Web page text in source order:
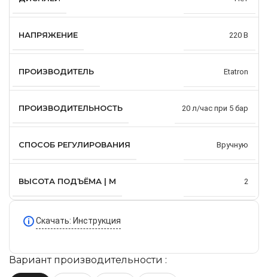
НАПРЯЖЕНИЕ 220 В
ПРОИЗВОДИТЕЛЬ Etatron
ПРОИЗВОДИТЕЛЬНОСТЬ 20 л/час при 5 бар
СПОСОБ РЕГУЛИРОВАНИЯ Вручную
ВЫСОТА ПОДЪЁМА | М 2
Скачать: Инструкция
Вариант производительности :